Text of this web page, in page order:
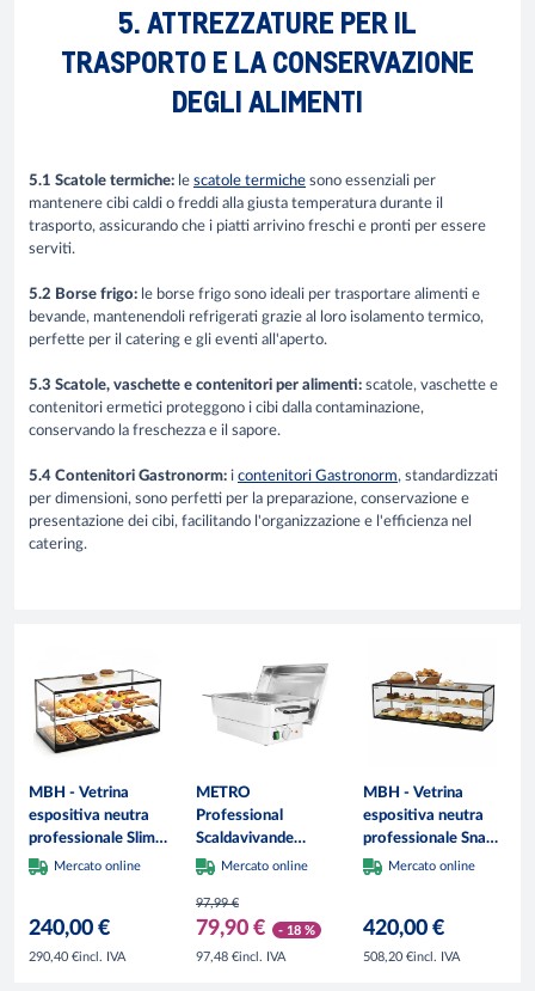
5. ATTREZZATURE PER IL
TRASPORTO E LA CONSERVAZIONE
DEGLI ALIMENTI
5.1 Scatole termiche: le scatole termiche sono essenziali per
mantenere cibi caldi o freddi alla giusta temperatura durante il
trasporto, assicurando che i piatti arrivino freschi e pronti per essere
serviti.
5.2 Borse frigo: le borse frigo sono ideali per trasportare alimenti e
bevande, mantenendoli refrigerati grazie al loro isolamento termico,
perfette per il catering e gli eventi all'aperto.
5.3 Scatole, vaschette e contenitori per alimenti: scatole, vaschette e
contenitori ermetici proteggono i cibi dalla contaminazione,
conservando la freschezza e il sapore.
5.4 Contenitori Gastronorm: i contenitori Gastronorm, standardizzati
per dimensioni, sono perfetti per la preparazione, conservazione e
presentazione dei cibi, facilitando l'organizzazione e l'efficienza nel
catering.
MBH - Vetrina
espositiva neutra
professionale Slim
92 cm 1 ripiano
da banco porta
brioches per bar e
Mercato online
240,00 €
290,40 €incl. IVA
METRO
Professional
Scaldavivande
elettrico GCD1016,
1/1, 12 L,
antiscivolo
Mercato online
97,99 €
79,90 € - 18 %
97,48 €incl. IVA
MBH - Vetrina
espositiva neutra
professionale Snack
120 cm 1 ripiani
da banco porta
brioches per bar e
Mercato online
420,00 €
508,20 €incl. IVA